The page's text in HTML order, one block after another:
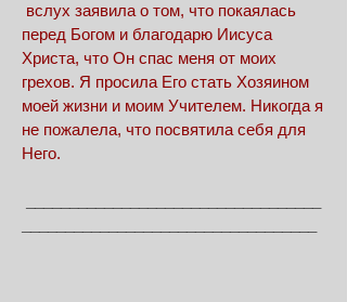
вслух заявила о том, что покаялась
перед Богом и благодарю Иисуса
Христа, что Он спас меня от моих
грехов. Я просила Его стать Хозяином
моей жизни и моим Учителем. Никогда я
не пожалела, что посвятила себя для
Него.